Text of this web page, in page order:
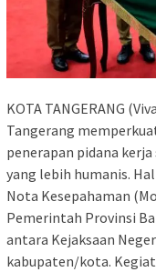
KOTA TANGERANG
Tangerang
penerapan pidana
yang lebih humanis.
Nota Kesepahaman
Pemerintah Provinsi
antara Kejaksaan
kabupaten/kota.